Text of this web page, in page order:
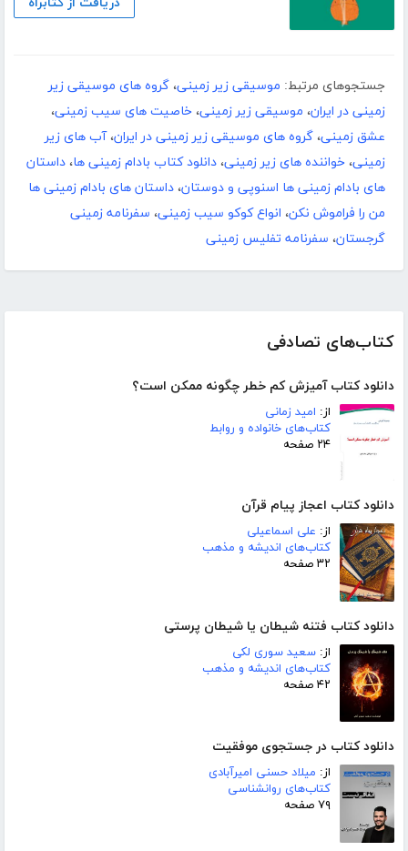
کتاب‌های تصادفی
دانلود کتاب آمیزش کم خطر چگونه ممکن است؟
از: امید زمانی
کتاب‌های خانواده و روابط
۲۴ صفحه
دانلود کتاب اعجاز پیام قرآن
از: علی اسماعیلی
کتاب‌های اندیشه و مذهب
۳۲ صفحه
دانلود کتاب فتنه شیطان یا شیطان پرستی
از: سعید سوری لکی
کتاب‌های اندیشه و مذهب
۴۲ صفحه
دانلود کتاب در جستجوی موفقیت
از: میلاد حسنی امیرآبادی
کتاب‌های روانشناسی
۷۹ صفحه
جستجوهای مرتبط: موسیقی زیر زمینی، گروه های موسیقی زیر
زمینی در ایران، موسیقی زیر زمینی، خاصیت های سیب زمینی،
عشق زمینی، گروه های موسیقی زیر زمینی در ایران،آب های زیر
زمینی، خواننده های زیر زمینی، دانلود کتاب بادام زمینی ها، داستان
های بادام زمینی ها اسنوپی و دوستان، داستان های بادام زمینی ها
من را فراموش نکن، انواع کوکو سیب زمینی، سفرنامه زمینی
گرجستان، سفرنامه تفلیس زمینی